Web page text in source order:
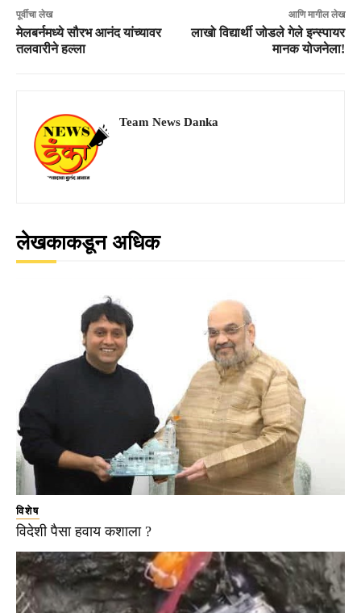
पूर्वीचा लेख
मेलबर्नमध्ये सौरभ आनंद यांच्यावर
तलवारीने हल्ला
आणि मागील लेख
लाखो विद्यार्थी जोडले गेले इन्स्पायर
मानक योजनेला!
Team News Danka
लेखकाकडून अधिक
विशेष
विदेशी पैसा हवाय कशाला ?